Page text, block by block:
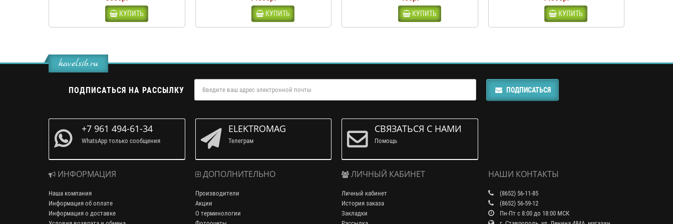
КУПИТЬ КУПИТЬ КУПИТЬ КУПИТЬ
kavelsib.ru
ПОДПИСАТЬСЯ НА РАССЫЛКУ ПОДПИСАТЬСЯ
+7 961 494-61-34
WhatsApp только сообщения
ELEKTROMAG
Телеграм
СВЯЗАТЬСЯ С НАМИ
Помощь
ИНФОРМАЦИЯ
Наша компания
Информация об оплате
Информация о доставке
ДОПОЛНИТЕЛЬНО
Производители
Акции
О терминологии
ЛИЧНЫЙ КАБИНЕТ
Личный кабинет
История заказа
Закладки
НАШИ КОНТАКТЫ
(8652) 56-11-85
(8652) 56-59-12
Пн-Пт с 8:00 до 18:00 МСК